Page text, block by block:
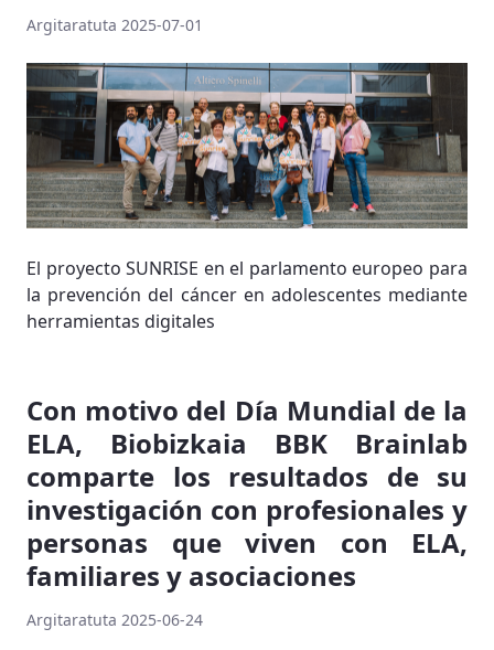
Argitaratuta 2025-07-01
El proyecto SUNRISE en el parlamento europeo para
la prevención del cáncer en adolescentes mediante
herramientas digitales
Con motivo del Día Mundial de la
ELA, Biobizkaia BBK Brainlab
comparte los resultados de su
investigación con profesionales y
personas que viven con ELA,
familiares y asociaciones
Argitaratuta 2025-06-24